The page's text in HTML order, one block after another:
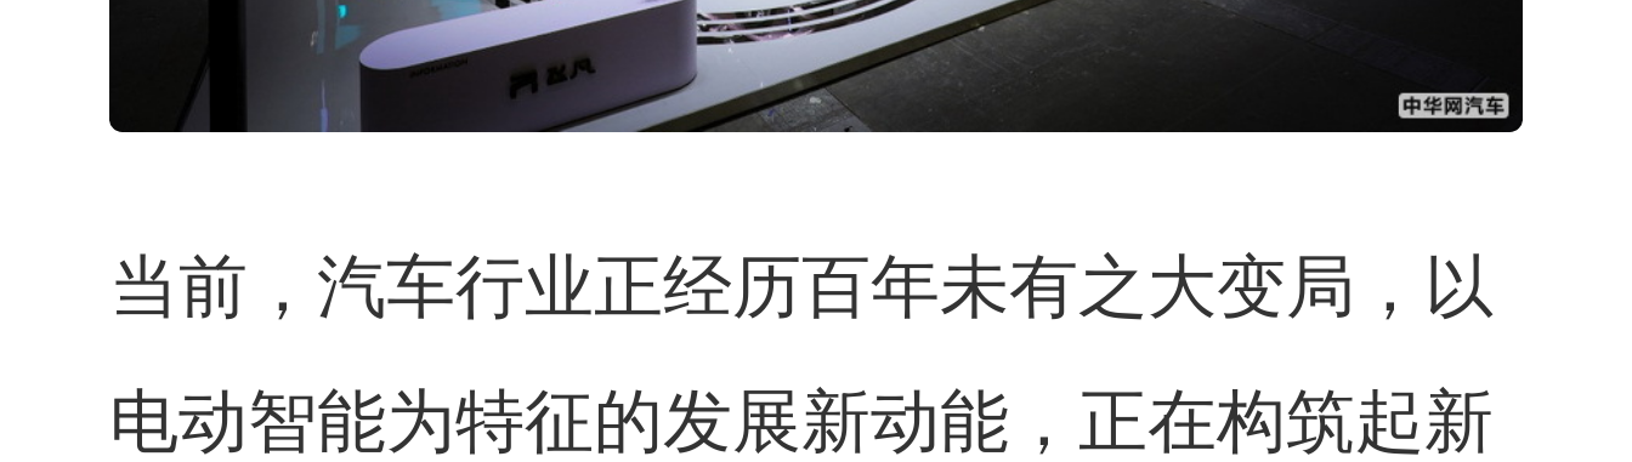
当前，汽车行业正经历百年未有之大变局，以
电动智能为特征的发展新动能，正在构筑起新